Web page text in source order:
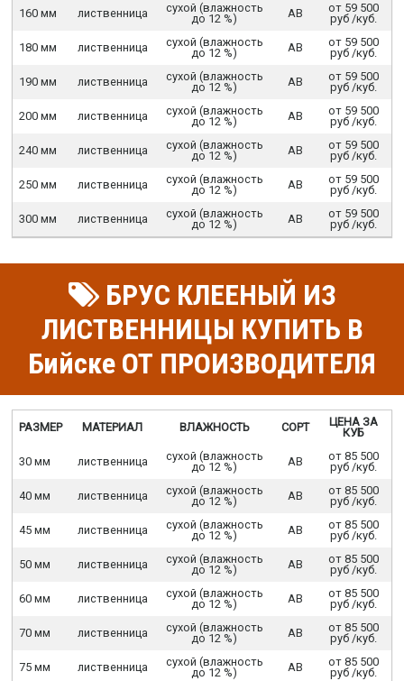
160 мм лиственница
сухой (влажность
до 12 %)
АВ
от 59 500
руб /куб.
180 мм лиственница
сухой (влажность
до 12 %)
АВ
от 59 500
руб /куб.
190 мм лиственница
сухой (влажность
до 12 %)
АВ
от 59 500
руб /куб.
200 мм лиственница
сухой (влажность
до 12 %)
АВ
от 59 500
руб /куб.
240 мм лиственница
сухой (влажность
до 12 %)
АВ
от 59 500
руб /куб.
250 мм лиственница
сухой (влажность
до 12 %)
АВ
от 59 500
руб /куб.
300 мм лиственница
сухой (влажность
до 12 %)
АВ
от 59 500
руб /куб.
БРУС КЛЕЕНЫЙ ИЗ
ЛИСТВЕННИЦЫ КУПИТЬ В
Бийске ОТ ПРОИЗВОДИТЕЛЯ
РАЗМЕР МАТЕРИАЛ ВЛАЖНОСТЬ СОРТ
ЦЕНА ЗА
КУБ
30 мм лиственница
сухой (влажность
до 12 %)
АВ
от 85 500
руб /куб.
40 мм лиственница
сухой (влажность
до 12 %)
АВ
от 85 500
руб /куб.
45 мм лиственница
сухой (влажность
до 12 %)
АВ
от 85 500
руб /куб.
50 мм лиственница
сухой (влажность
до 12 %)
АВ
от 85 500
руб /куб.
60 мм лиственница
сухой (влажность
до 12 %)
АВ
от 85 500
руб /куб.
70 мм лиственница
сухой (влажность
до 12 %)
АВ
от 85 500
руб /куб.
75 мм лиственница
сухой (влажность
до 12 %)
АВ
от 85 500
руб /куб.